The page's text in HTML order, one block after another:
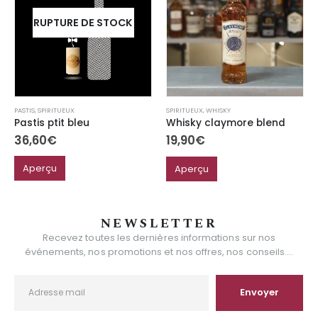
RUPTURE DE STOCK
PASTIS,SPIRITUEUX
Pastis ptit bleu
36,60€
Aperçu
SPIRITUEUX,WHISKY
Whisky claymore blend
19,90€
Aperçu
NEWSLETTER
Recevez toutes les dernières informations sur nos
événements, nos promotions et nos offres, nos conseils....